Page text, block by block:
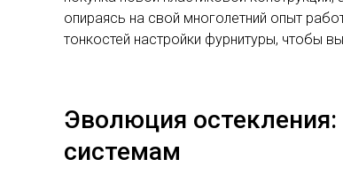
опираясь на свой многолетний опыт
тонкостей настройки фурнитуры, чтобы
Эволюция
системам